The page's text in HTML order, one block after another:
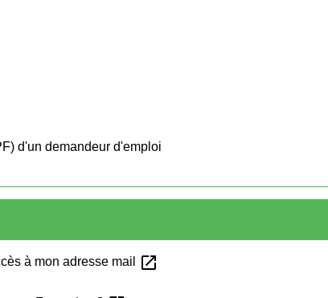
d'un demandeur d'emploi
à mon adresse mail open_in_new